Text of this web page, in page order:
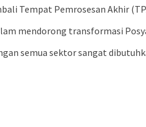
Tempat Pemrosesan Akhir
mendorong transformasi
semua sektor sangat